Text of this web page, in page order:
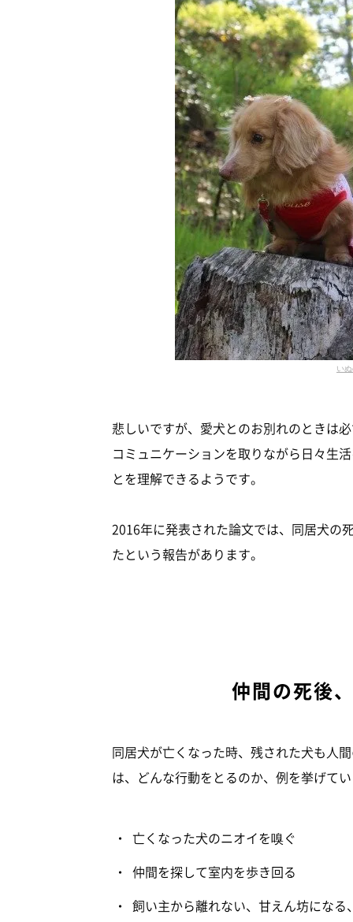
い
悲しいですが、愛犬とのお別れのときは
コミュニケーションを取りながら日々生
とを理解できるようです。
2016年に発表された論文では、同居犬の
たという報告があります。
仲間の死後
同居犬が亡くなった時、残された犬も人
は、どんな行動をとるのか、例を挙げて
亡くなった犬のニオイを嗅ぐ
仲間を探して室内を歩き回る
飼い主から離れない、甘えん坊にな